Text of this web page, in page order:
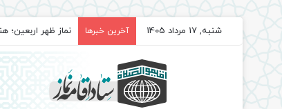
شنبه, 17 مرداد 1405 آخرین خبرها برگزاری باشکوه